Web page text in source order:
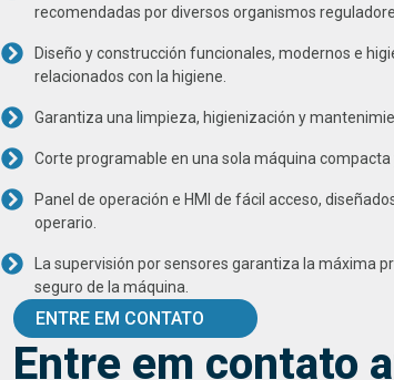
recomendadas por diversos organismos
Diseño y construcción funcionales, modernos e
relacionados con la higiene.
Garantiza una limpieza, higienización y
Corte programable en una sola máquina compacta
Panel de operación e HMI de fácil acceso,
operario.
La supervisión por sensores garantiza la máxima
seguro de la máquina.
ENTRE EM CONTATO
Entre em contato